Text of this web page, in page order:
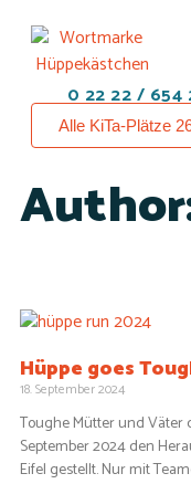
0 22 22 / 654
Alle KiTa-Plätze
Hüppe goes
18. September 2024
Toughe Mütter und Väter
September 2024 den
Eifel gestellt. Nur mit